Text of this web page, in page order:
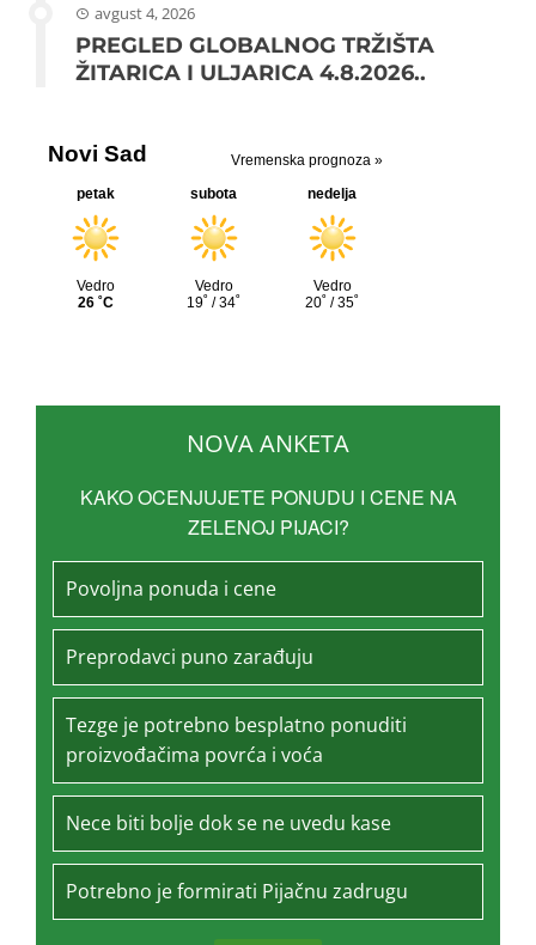
avgust 4, 2026
PREGLED GLOBALNOG TRŽIŠTA
ŽITARICA I ULJARICA 4.8.2026..
NOVA ANKETA
KAKO OCENJUJETE PONUDU I CENE NA
ZELENOJ PIJACI?
Povoljna ponuda i cene
Preprodavci puno zarađuju
Tezge je potrebno besplatno ponuditi
proizvođačima povrća i voća
Nece biti bolje dok se ne uvedu kase
Potrebno je formirati Pijačnu zadrugu